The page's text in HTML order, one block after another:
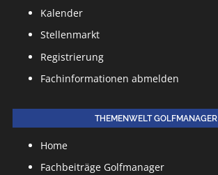
Kalender
Stellenmarkt
Registrierung
Fachinformationen abmelden
THEMENWELT GOLFMANAGER
Home
Fachbeiträge Golfmanager